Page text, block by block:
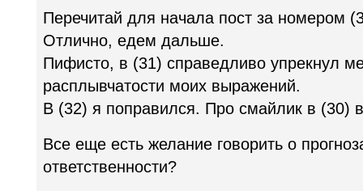
Перечитай для начала пост за номером
Отлично, едем дальше.
Пифисто, в (31) справедливо упрекнул
расплывчатости моих выражений.
В (32) я поправился. Про смайлик в (30)
Все еще есть желание говорить о
ответственности?